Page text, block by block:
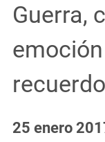
Guerra,
25 enero